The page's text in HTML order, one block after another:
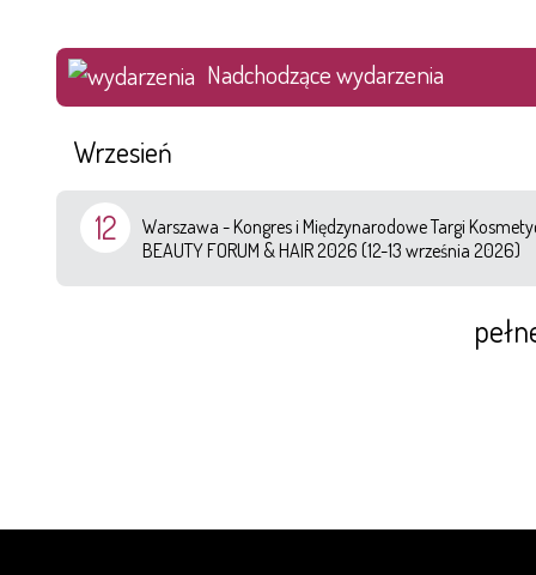
Nadchodzące wydarzenia
Wrzesień
12
Warszawa - Kongres i Międzynarodowe Targi
BEAUTY FORUM & HAIR 2026 (12-13 września 2026)